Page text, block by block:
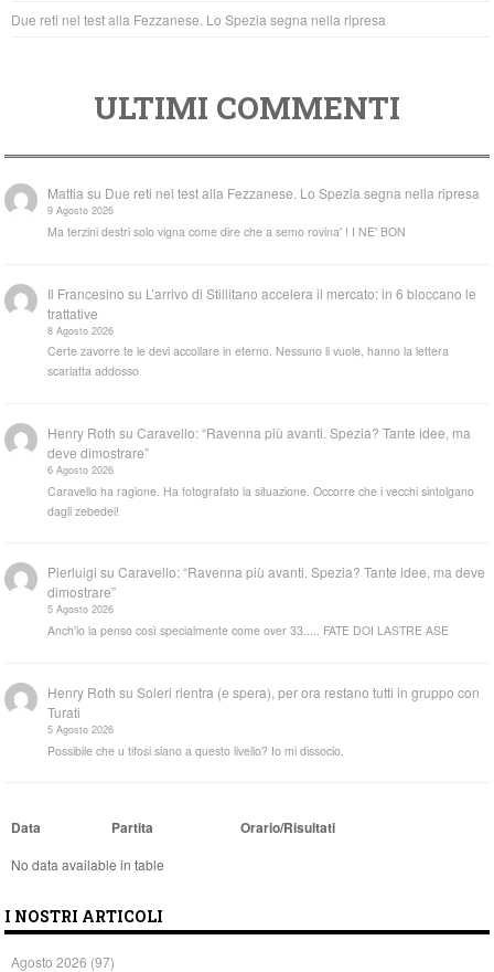
Due reti nel test alla Fezzanese. Lo Spezia segna nella ripresa
ULTIMI COMMENTI
Mattia su Due reti nel test alla Fezzanese. Lo Spezia segna nella ripresa
9 Agosto 2026
Ma terzini destri solo vigna come dire che a semo rovina' ! I NE' BON
Il Francesino su L’arrivo di Stillitano accelera il mercato: in 6 bloccano le
trattative
8 Agosto 2026
Certe zavorre te le devi accollare in eterno. Nessuno li vuole, hanno la lettera
scarlatta addosso
Henry Roth suCaravello: “Ravenna più avanti. Spezia? Tante idee, ma
deve dimostrare”
6 Agosto 2026
Caravello ha ragione. Ha fotografato la situazione. Occorre che i vecchi sintolgano
dagli zebedei!
Pierluigi suCaravello: “Ravenna più avanti. Spezia? Tante idee, ma deve
dimostrare”
5 Agosto 2026
Anch'io la penso così specialmente come over 33..... FATE DOI LASTRE ASE
Henry Roth suSoleri rientra (e spera), per ora restano tutti in gruppo con
Turati
5 Agosto 2026
Possibile che u tifosi siano a questo livello? Io mi dissocio.
Data Partita Orario/Risultati
No data available in table
I NOSTRI ARTICOLI
Agosto 2026 (97)